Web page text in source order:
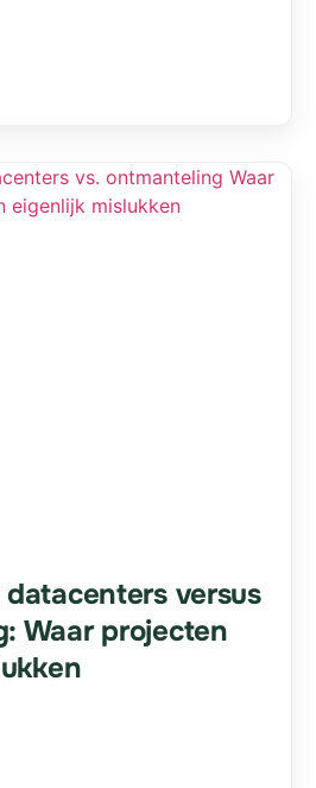
versus
Waar projecten